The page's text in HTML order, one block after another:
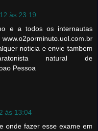
às 23:19
e a todos os internautas
noticia e envie tambem
natural de
Pessoa
às 13:04
onde fazer esse exame em